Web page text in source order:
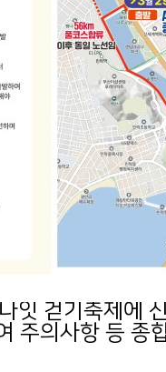
잇 걷기축제에
주의사항 등 종